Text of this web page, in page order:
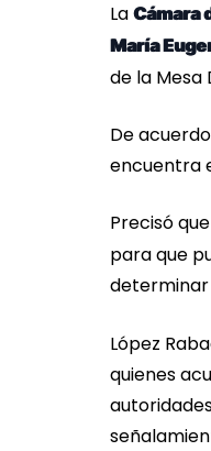
La Cámara
María
de la Mesa
De
encuentra
Precisó
para que
determinar
López
quienes